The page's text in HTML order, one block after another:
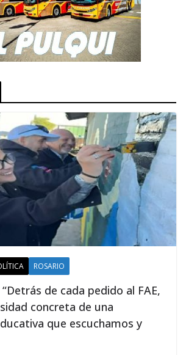
ROSARIO
de cada pedido al FAE,
concreta de una
que escuchamos y